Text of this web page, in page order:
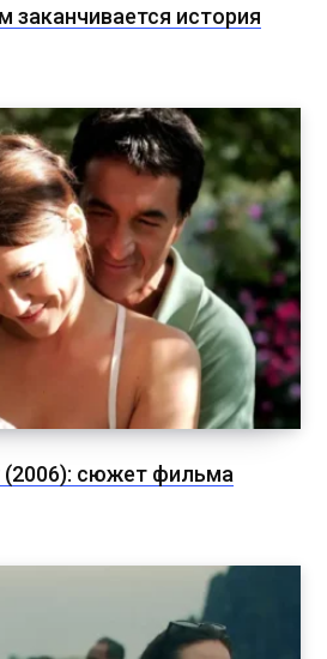
заканчивается история
(2006): сюжет фильма